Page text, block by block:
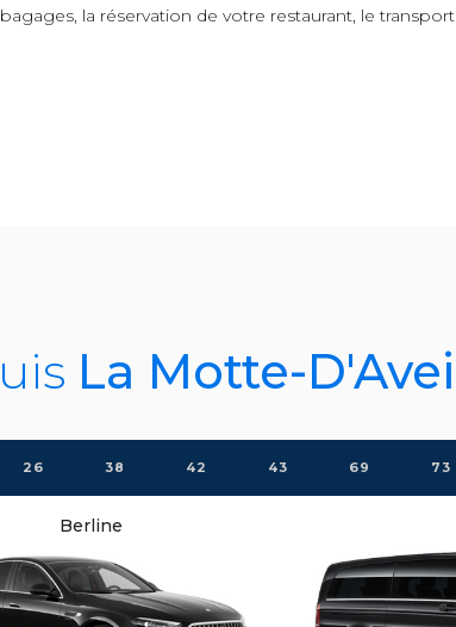
la réservation de votre restaurant, le
La Motte-
26 38 42 43 69 73
Berline